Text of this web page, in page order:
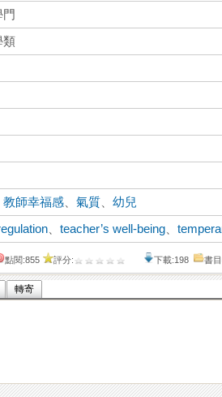
類
教師幸福感 、氣質 、幼兒
、teacher’s well-being 、
點閱:855 評分: 下載:198 書
轉寄